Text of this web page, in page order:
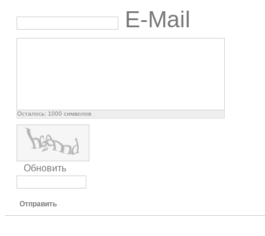
E-Mail
Осталось: 1000 символов
Обновить
Отправить